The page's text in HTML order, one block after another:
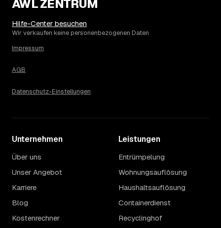
AWL ZENTRUM
Hilfe-Center besuchen
Wir verkaufen keine personenbezogenen Daten
Impressum
AGB
Datenschutz-Einstellungen
Unternehmen
Über uns
Unser Angebot
Karriere
Blog
Kostenrechner
Leistungen
Entrümpelung
Wohnungsauflösung
Haushaltsauflösung
Containerdienst
Recyclinghof